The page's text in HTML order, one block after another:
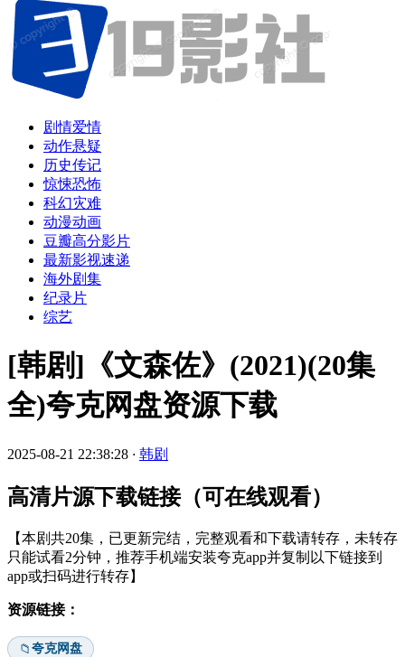
剧情爱情
动作悬疑
历史传记
惊悚恐怖
科幻灾难
动漫动画
豆瓣高分影片
最新影视速递
海外剧集
纪录片
综艺
[韩剧]《文森佐》(2021)(20集
全)夸克网盘资源下载
2025-08-21 22:38:28 · 韩剧
高清片源下载链接（可在线观看）
【本剧共20集，已更新完结，完整观看和下载请转存，未转存
只能试看2分钟，推荐手机端安装夸克app并复制以下链接到
app或扫码进行转存】
资源链接：
📁夸克网盘